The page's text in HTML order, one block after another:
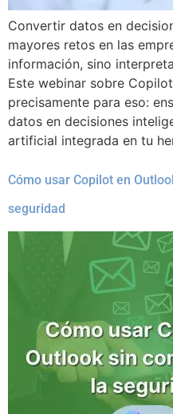
Convertir datos en
mayores retos en las
información, sino
Este webinar sobre
precisamente para eso:
datos en decisiones
artificial integrada en tu
Cómo usar Copilot en
seguridad